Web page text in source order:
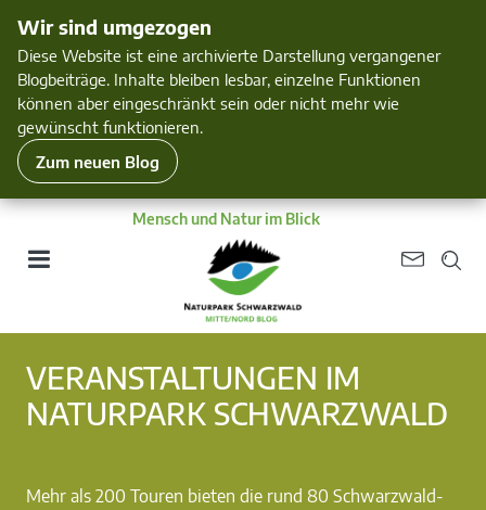
Wir sind umgezogen
Diese Website ist eine archivierte Darstellung vergangener
Blogbeiträge. Inhalte bleiben lesbar, einzelne Funktionen
können aber eingeschränkt sein oder nicht mehr wie
gewünscht funktionieren.
Zum neuen Blog
Mensch und Natur im Blick
VERANSTALTUNGEN IM
NATURPARK SCHWARZWALD
Mehr als 200 Touren bieten die rund 80 Schwarzwald-